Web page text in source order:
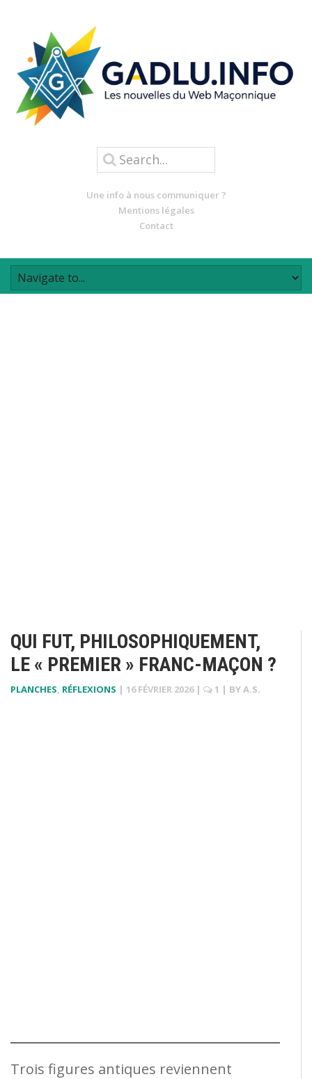
Une info à nous communiquer ?
Mentions légales
Contact
QUI FUT, PHILOSOPHIQUEMENT,
LE « PREMIER » FRANC-MAÇON ?
PLANCHES, RÉFLEXIONS | 16 FÉVRIER 2026 | 1 | BYA.S.
Trois figures antiques reviennent